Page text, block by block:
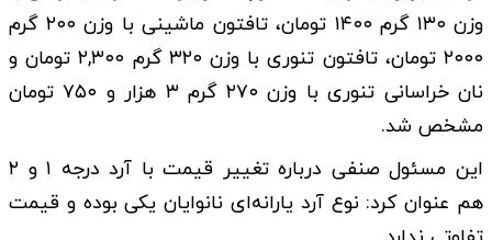
وزن ۱۳۰ گرم ۱۴۰۰ تومان، تافتون ماشینی با وزن ۲۰۰ گرم
۲۰۰۰ تومان، تافتون تنوری با وزن ۳۲۰ گرم ۲,۳۰۰ تومان و
نان خراسانی تنوری با وزن ۲۷۰ گرم ۳ هزار و ۷۵۰ تومان
مشخص شد.
این مسئول صنفی درباره تغییر قیمت با آرد درجه ۱ و ۲
هم عنوان کرد: نوع آرد یارانه‌ای نانوایان یکی بوده و قیمت